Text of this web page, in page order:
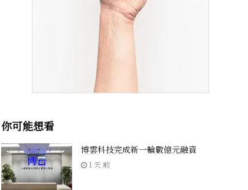
你可能想看
博雲科技完成新一輪數億元融資
1 天 前